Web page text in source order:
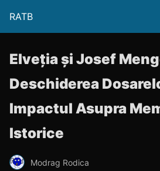
RATB
Elveția și Josef
Deschiderea
Impactul Asupra
Istorice
Modrag Rodica